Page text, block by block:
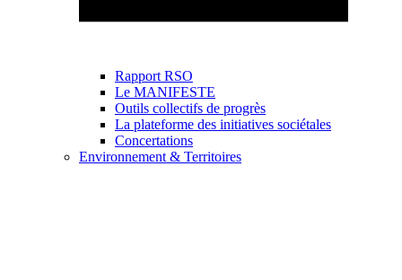
Rapport RSO
Le MANIFESTE
Outils collectifs de progrès
La plateforme des initiatives sociétales
Concertations
Environnement & Territoires